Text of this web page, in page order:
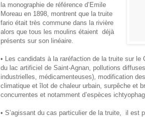
la monographie de référence d’Emile
Moreau en 1898, montrent que la truite
fario était très commune dans la rivière
alors que tous les moulins étaient déjà
présents sur son linéaire.
• Les candidats à la raréfaction de la truite sur
du lac artificiel de Saint-Agnan, pollutions
industrielles, médicamenteuses), modification
climatique et îlot de chaleur urbain, surpêche et
concurrentes et notamment d’espèces
• S’agissant du cas particulier de la truite, il est